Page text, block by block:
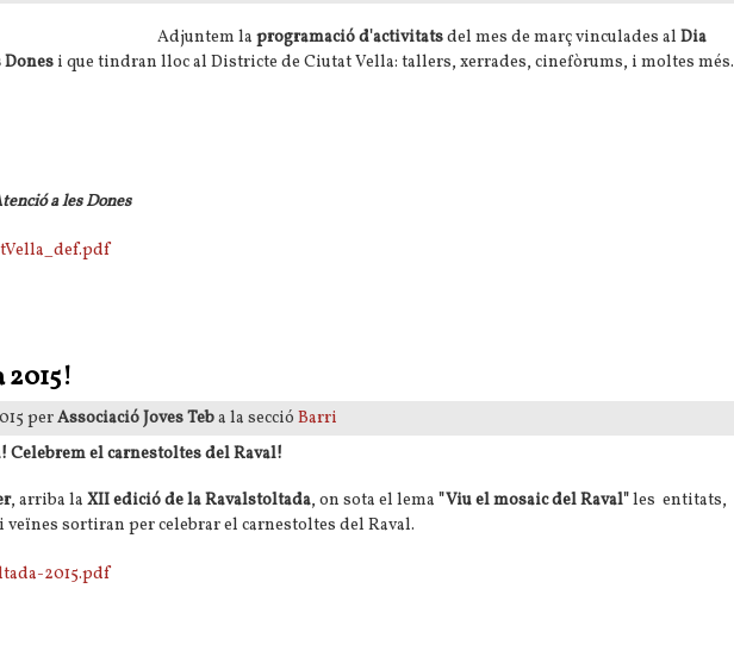
Adjuntem la programació d'activitatsdel mes de març vinculades al Dia
i que tindran lloc al Districte de Ciutat Vella: tallers, xerrades, cinefòrums, i moltes més.
a les Dones
perAssociació Joves Teba la secció Barri
Celebrem el carnestoltes del Raval!
, arriba la XII edició de la Ravalstoltada, on sota el lema "Viu el mosaic del Raval"les entitats,
veïnes sortiran per celebrar el carnestoltes del Raval.
2015.pdf